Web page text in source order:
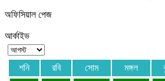
অফিসিয়াল পেজ
আর্কাইভ
শনি রবি সোম মঙ্গল